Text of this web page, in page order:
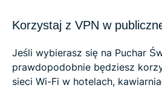
Korzystaj z VPN w
Jeśli wybierasz się na Puchar
prawdopodobnie będziesz
sieci Wi-Fi w hotelach,